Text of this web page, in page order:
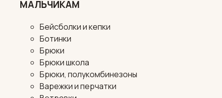
МАЛЬЧИКАМ
Бейсболки и кепки
Ботинки
Брюки
Брюки школа
Брюки, полукомбинезоны
Варежки и перчатки